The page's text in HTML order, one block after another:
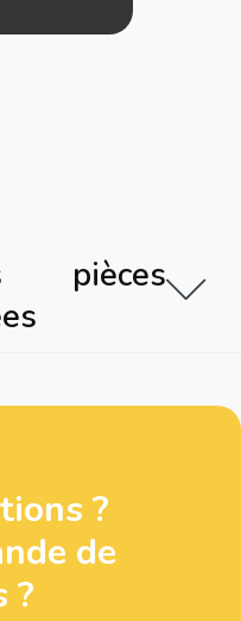
pièces
?
de
?